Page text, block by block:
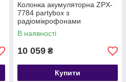
Колонка акумуляторна ZPX-
7784 partybox з
радіомікрофонами
(300W/USB/BT/FM/TWS)
В наявності
10 059 ₴
Купити